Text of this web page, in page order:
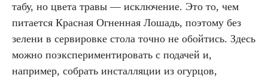
табу, но цвета травы — исключение. Это то, чем
питается Красная Огненная Лошадь, поэтому без
зелени в сервировке стола точно не обойтись. Здесь
можно поэкспериментировать с подачей и,
например, собрать инсталляции из огурцов,